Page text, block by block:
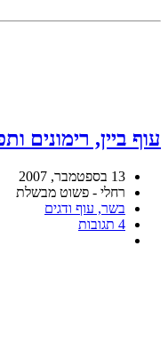
עוף ביין, רימונים
13 בספטמבר, 2007
רחלי - פשוט מבשלת
בשר, עוף ודגים
4 תגובות